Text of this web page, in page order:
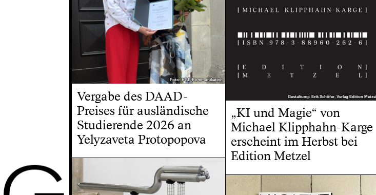
Gestaltung: Erik Schöfer, Verlag Edition Metzel
Gestaltung: Erik Schöfer, Verlag Edition Metzel
„KI und Magie“ von
Michael Klipphahn-Karge
erscheint im Herbst bei
Edition Metzel
Foto: HGB Kommunikation
Foto: HGB Kommunikation
Vergabe des DAAD-
Preises für ausländische
Studierende 2026 an
Yelyzaveta Protopopova